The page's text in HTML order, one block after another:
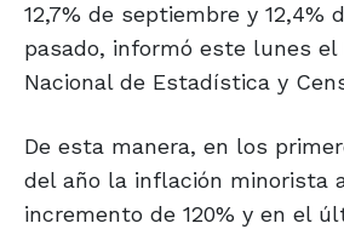
12,7% de septiembre y 12,4%
pasado, informó este lunes
Nacional de Estadística y
De esta manera, en los
del año la inflación minorista
incremento de 120% y en el